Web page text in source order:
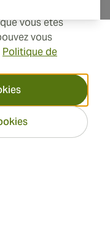
vous êtes
vous
Politique de
4421
43